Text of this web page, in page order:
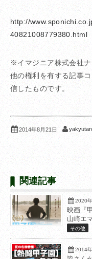
http://
40821008779380.html
※イマジニア株式会社
他の権利を有する記事
信したものです。
2014年8月21日
関連記事
2020
映画『
山崎エ
その他
2014